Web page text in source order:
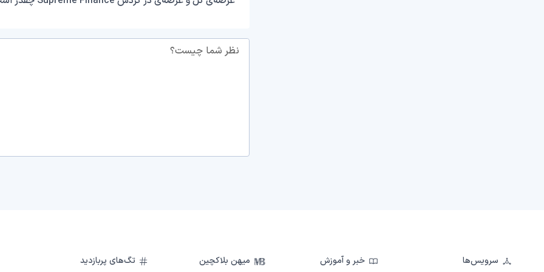
نظر شما چیست؟
سرویس‌ها خبر و آموزش میهن بلاکچین تگ‌های پربازدید